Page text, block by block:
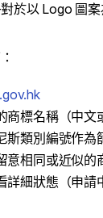
於以 Logo 圖案
標名稱（中文
斯類別編號作為
意相同或近似的
詳細狀態（申請